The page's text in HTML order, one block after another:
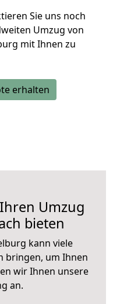
Sie uns noch
Umzug von
mit Ihnen zu
erhalten
Umzug
bieten
kann viele
bringen, um Ihnen
wir Ihnen unsere
an.